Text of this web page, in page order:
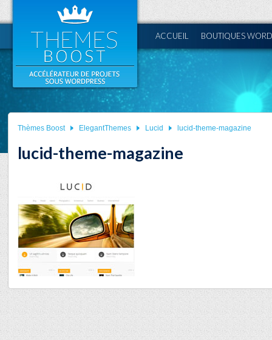
ACCUEIL BOUTIQUES
Thèmes Boost ElegantThemes Lucid lucid-theme-magazine
lucid-theme-magazine